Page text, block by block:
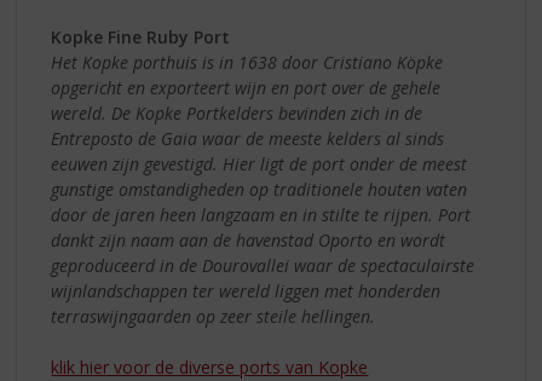
Kopke Fine Ruby Port
Het Kopke porthuis is in 1638 door Cristiano Köpke
opgericht en exporteert wijn en port over de gehele
wereld. De Kopke Portkelders bevinden zich in de
Entreposto de Gaia waar de meeste kelders al sinds
eeuwen zijn gevestigd. Hier ligt de port onder de meest
gunstige omstandigheden op traditionele houten vaten
door de jaren heen langzaam en in stilte te rijpen. Port
dankt zijn naam aan de havenstad Oporto en wordt
geproduceerd in de Dourovallei waar de spectaculairste
wijnlandschappen ter wereld liggen met honderden
terraswijngaarden op zeer steile hellingen.
klik hier voor de diverse ports van Kopke